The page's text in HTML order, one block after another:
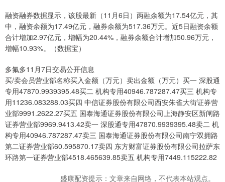
融资融券数据显示，该股最新（11月6日）两融余额为17.54亿元，其
中，融资余额为17.49亿元，融券余额为517.36万元。近5日融资余额
合计增加2.97亿元，增幅为20.44%，融券余额合计增加50.96万元，
增幅10.93%。（数据宝）
多氟多11月7日交易公开信息
买/卖会员营业部名称买入金额（万元）卖出金额（万元）买一 深股通
专用47870.9939395.48买二 机构专用40946.787287.47买三 机构专
用11236.083288.03买四 中信证券股份有限公司西安朱雀大街证券营
业部9991.2622.27买五 国泰海通证券股份有限公司上海静安区新闸路
证券营业部9969.9413.42卖一 深股通专用47870.9939395.48卖二 机
构专用40946.787287.47卖三 国泰海通证券股份有限公司南宁双拥路
第二证券营业部60.595870.17卖四 东方财富证券股份有限公司拉萨东
环路第一证券营业部4518.465639.85卖五 机构专用7449.115222.82
盛康配资提示：文章来自网络，不代表本站观点。